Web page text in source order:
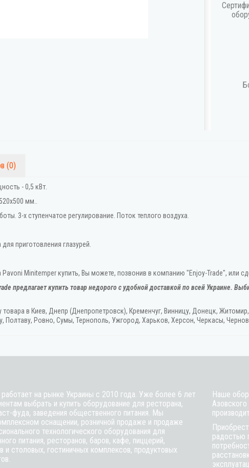
(0)
- 0,5 кВт.
мм..
3-х ступенчатое регулирование. Поток теплого воздуха.
приготовления глазурей.
Minitemper купить, Вы можете, позвонив в компанию "Enjoy-Trade", или
предлагает купить товарнедорого с удобной доставкой по всей Украине.
товара в Киев, Днепр (Днепропетровск), Кременчуг, Винницу, Донецк‎,
Полтаву, Ровно, Сумы, Тернополь, Ужгород‎, Харьков, Херсон‎, Черкасы,
на рынке Украины с 2010 года. Уже более 6 лет
выбрать и купить оборудование для ресторана,
фуда, заведения общественного питания. Мы
оснащении, розничной продаже и продаже
технологического оборудования для
питания, ресторанов, баров, кафе, пиццерий,
и столовых, гостиничных комплексов, продуктовых
Наше
радостью